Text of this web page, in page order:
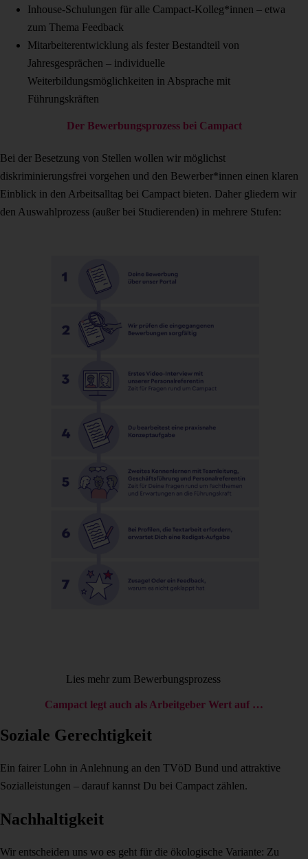
Inhouse-Schulungen für alle Campact-Kolleg*innen – etwa
zum Thema Feedback
Mitarbeiterentwicklung als fester Bestandteil von
Jahresgesprächen – individuelle
Weiterbildungsmöglichkeiten in Absprache mit
Führungskräften
Der Bewerbungsprozess bei Campact
Bei der Besetzung von Stellen wollen wir möglichst
diskriminierungsfrei vorgehen und den Bewerber*innen einen klaren
Einblick in den Arbeitsalltag bei Campact bieten. Daher gliedern wir
den Auswahlprozess (außer bei Studierenden) in mehrere Stufen:
Lies mehr zum Bewerbungsprozess
Campact legt auch als Arbeitgeber Wert auf …
Soziale Gerechtigkeit
Ein fairer Lohn in Anlehnung an den TVöD Bund und attraktive
Sozialleistungen – darauf kannst Du bei Campact zählen.
Nachhaltigkeit
Wir entscheiden uns wo es geht für die ökologische Variante: Zu